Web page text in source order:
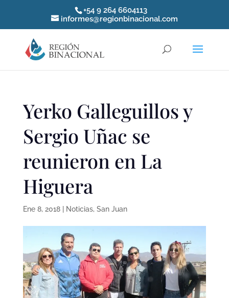
+54 9 264 6604113
informes@regionbinacional.com
Yerko Galleguillos y
Sergio Uñac se
reunieron en La
Higuera
Ene 8, 2018| Noticias, San Juan